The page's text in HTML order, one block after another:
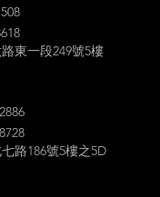
東一段249號5樓
路186號5樓之5D